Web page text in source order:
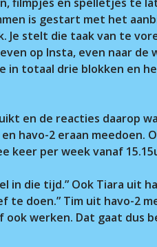
is gestart met het
stelt die taak van te
op Insta, even naar de
in totaal drie blokken en
en de reacties daarop
havo-2 eraan meedoen.
per week vanaf
in die tijd.” Ook Tiara uit
doen.” Tim uit havo-2
werken. Dat gaat dus